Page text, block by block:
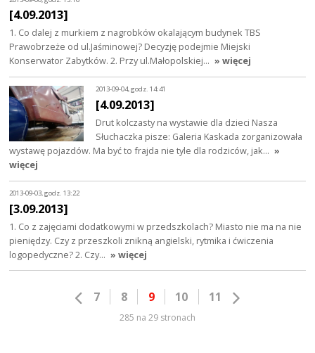
[4.09.2013]
1. Co dalej z murkiem z nagrobków okalającym budynek TBS
Prawobrzeże od ul.Jaśminowej? Decyzję podejmie Miejski
Konserwator Zabytków. 2. Przy ul.Małopolskiej… » więcej
2013-09-04, godz. 14:41
[4.09.2013]
Drut kolczasty na wystawie dla dzieci Nasza
Słuchaczka pisze: Galeria Kaskada zorganizowała
wystawę pojazdów. Ma być to frajda nie tyle dla rodziców, jak… »
więcej
2013-09-03, godz. 13:22
[3.09.2013]
1. Co z zajęciami dodatkowymi w przedszkolach? Miasto nie ma na nie
pieniędzy. Czy z przeszkoli znikną angielski, rytmika i ćwiczenia
logopedyczne? 2. Czy… » więcej
7 8 9 10 11
285 na 29 stronach